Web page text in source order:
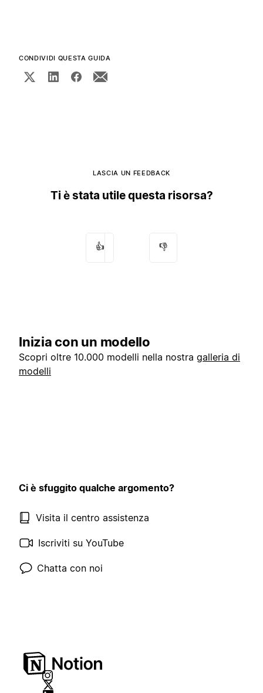
CONDIVIDI QUESTA GUIDA
LASCIA UN FEEDBACK
Ti è stata utile questa risorsa?
👍 👎
Inizia con un modello
Scopri oltre 10.000 modelli nella nostra galleria di
modelli
Ci è sfuggito qualche argomento?
Visita il centro assistenza
Iscriviti su YouTube
Chatta con noi